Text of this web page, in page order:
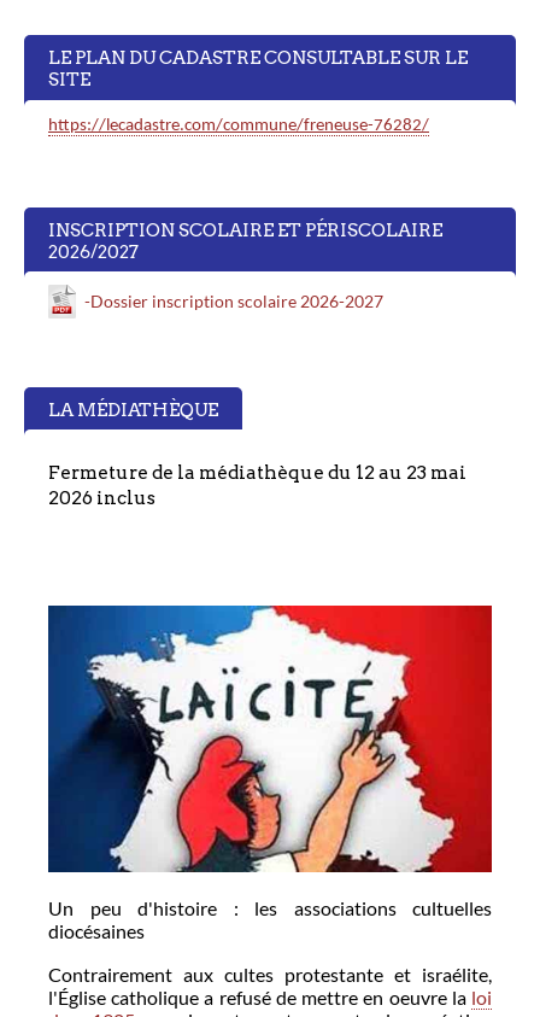
LE PLAN DU CADASTRE CONSULTABLE SUR LE
SITE
https://lecadastre.com/commune/freneuse-76282/
INSCRIPTION SCOLAIRE ET PÉRISCOLAIRE
2026/2027
-Dossier inscription scolaire 2026-2027
LA MÉDIATHÈQUE
Fermeture de la médiathèque du 12 au 23 mai
2026 inclus
Un peu d'histoire : les associations cultuelles
diocésaines
Contrairement aux cultes protestante et israélite,
l'Église catholique a refusé de mettre en oeuvre la loi